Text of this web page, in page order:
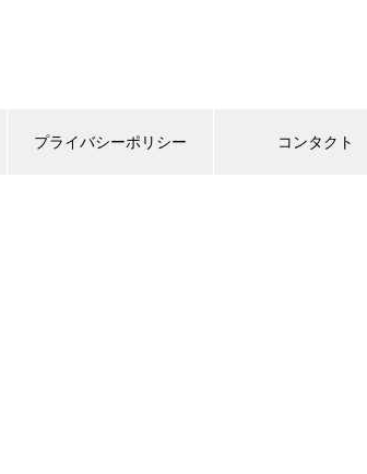
プライバシーポリシー コンタクト